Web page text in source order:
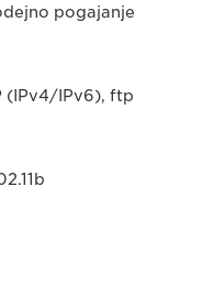
pogajanje
(IPv4/IPv6), ftp